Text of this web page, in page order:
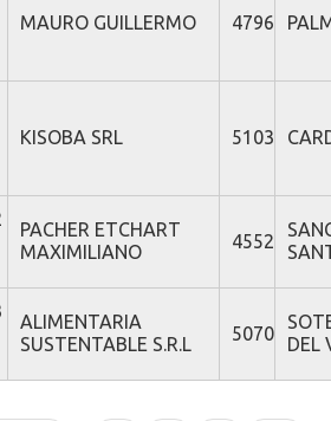
MAURO GUILLERMO 4796
KISOBA SRL 5103
PACHER ETCHART
MAXIMILIANO
4552
ALIMENTARIA
SUSTENTABLE S.R.L
5070
DEL